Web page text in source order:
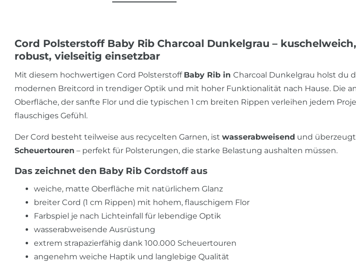
Cord Polsterstoff Baby Rib Charcoal Dunkelgrau –
robust, vielseitig einsetzbar
Mit diesem hochwertigen Cord Polsterstoff Baby Rib in Charcoal Dunkelgrau holst du
modernen Breitcord in trendiger Optik und mit hoher Funktionalität nach Hause. Die
Oberfläche, der sanfte Flor und die typischen 1 cm breiten Rippen verleihen jedem
flauschiges Gefühl.
Der Cord besteht teilweise aus recycelten Garnen, ist wasserabweisend und
Scheuertouren – perfekt für Polsterungen, die starke Belastung aushalten müssen.
Das zeichnet den Baby Rib Cordstoff aus
weiche, matte Oberfläche mit natürlichem Glanz
breiter Cord (1 cm Rippen) mit hohem, flauschigem Flor
Farbspiel je nach Lichteinfall für lebendige Optik
wasserabweisende Ausrüstung
extrem strapazierfähig dank 100.000 Scheuertouren
angenehm weiche Haptik und langlebige Qualität